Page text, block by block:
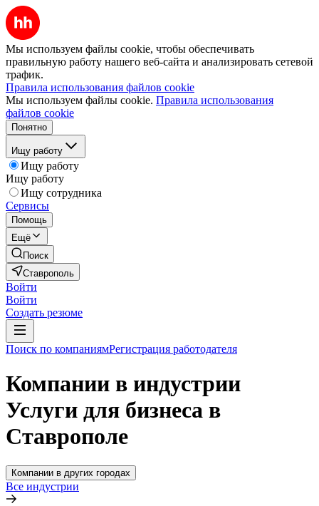
Мы используем файлы cookie, чтобы обеспечивать
правильную работу нашего веб-сайта и анализировать сетевой
трафик.
Правила использования файлов cookie
Мы используем файлы cookie. Правила использования
файлов cookie
Понятно
Ищу работу
Ищу работу
Ищу работу
Ищу сотрудника
Сервисы
Помощь
Ещё
Поиск
Ставрополь
Войти
Войти
Создать резюме
Поиск по компаниямРегистрация работодателя
Компании в индустрии
Услуги для бизнеса в
Ставрополе
Компании в других городах
Все индустрии